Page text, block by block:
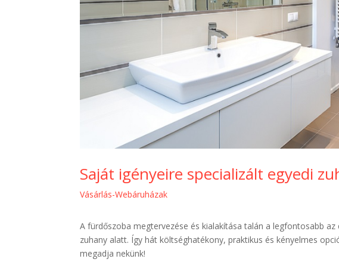
Saját igényeire specializált egyedi
Vásárlás-Webáruházak
A fürdőszoba megtervezése és kialakítása talán a legfontosabb
zuhany alatt. Így hát költséghatékony, praktikus és kényelmes
megadja nekünk!